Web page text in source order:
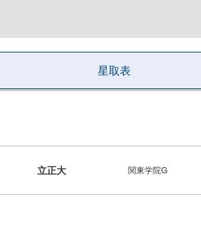
星取表
立正大 関東学院G